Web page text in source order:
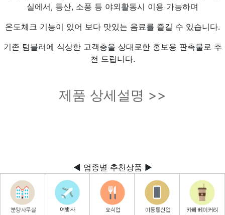
실에서, 등산, 소풍 등 야외활동시 이용 가능하며
온도체크 기능이 있어 보다 맛있는 음료를 즐길 수 있습니다.
기존 텀블러에 식상한 고객층을 상대로한 홍보용 판촉물로 추
천 드립니다.
제품 상세설명 >>
◀ 업종별 추천상품 ▶